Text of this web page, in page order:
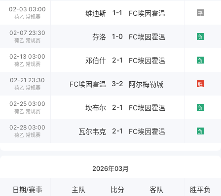
02-03 03:00
荷乙 常规赛 维迪斯 1-1 FC埃因霍温 平
02-07 23:30
荷乙 常规赛 芬洛 1-0 FC埃因霍温 负
02-13 03:00
荷乙 常规赛 邓伯什 2-1 FC埃因霍温 负
02-21 23:30
荷乙 常规赛 FC埃因霍温 3-2 阿尔梅勒城 胜
02-25 03:00
荷乙 常规赛 坎布尔 2-1 FC埃因霍温 负
02-28 03:00
荷乙 常规赛 瓦尔韦克 2-1 FC埃因霍温 负
2026年03月
日期/赛事 主队 比分 客队 胜平负